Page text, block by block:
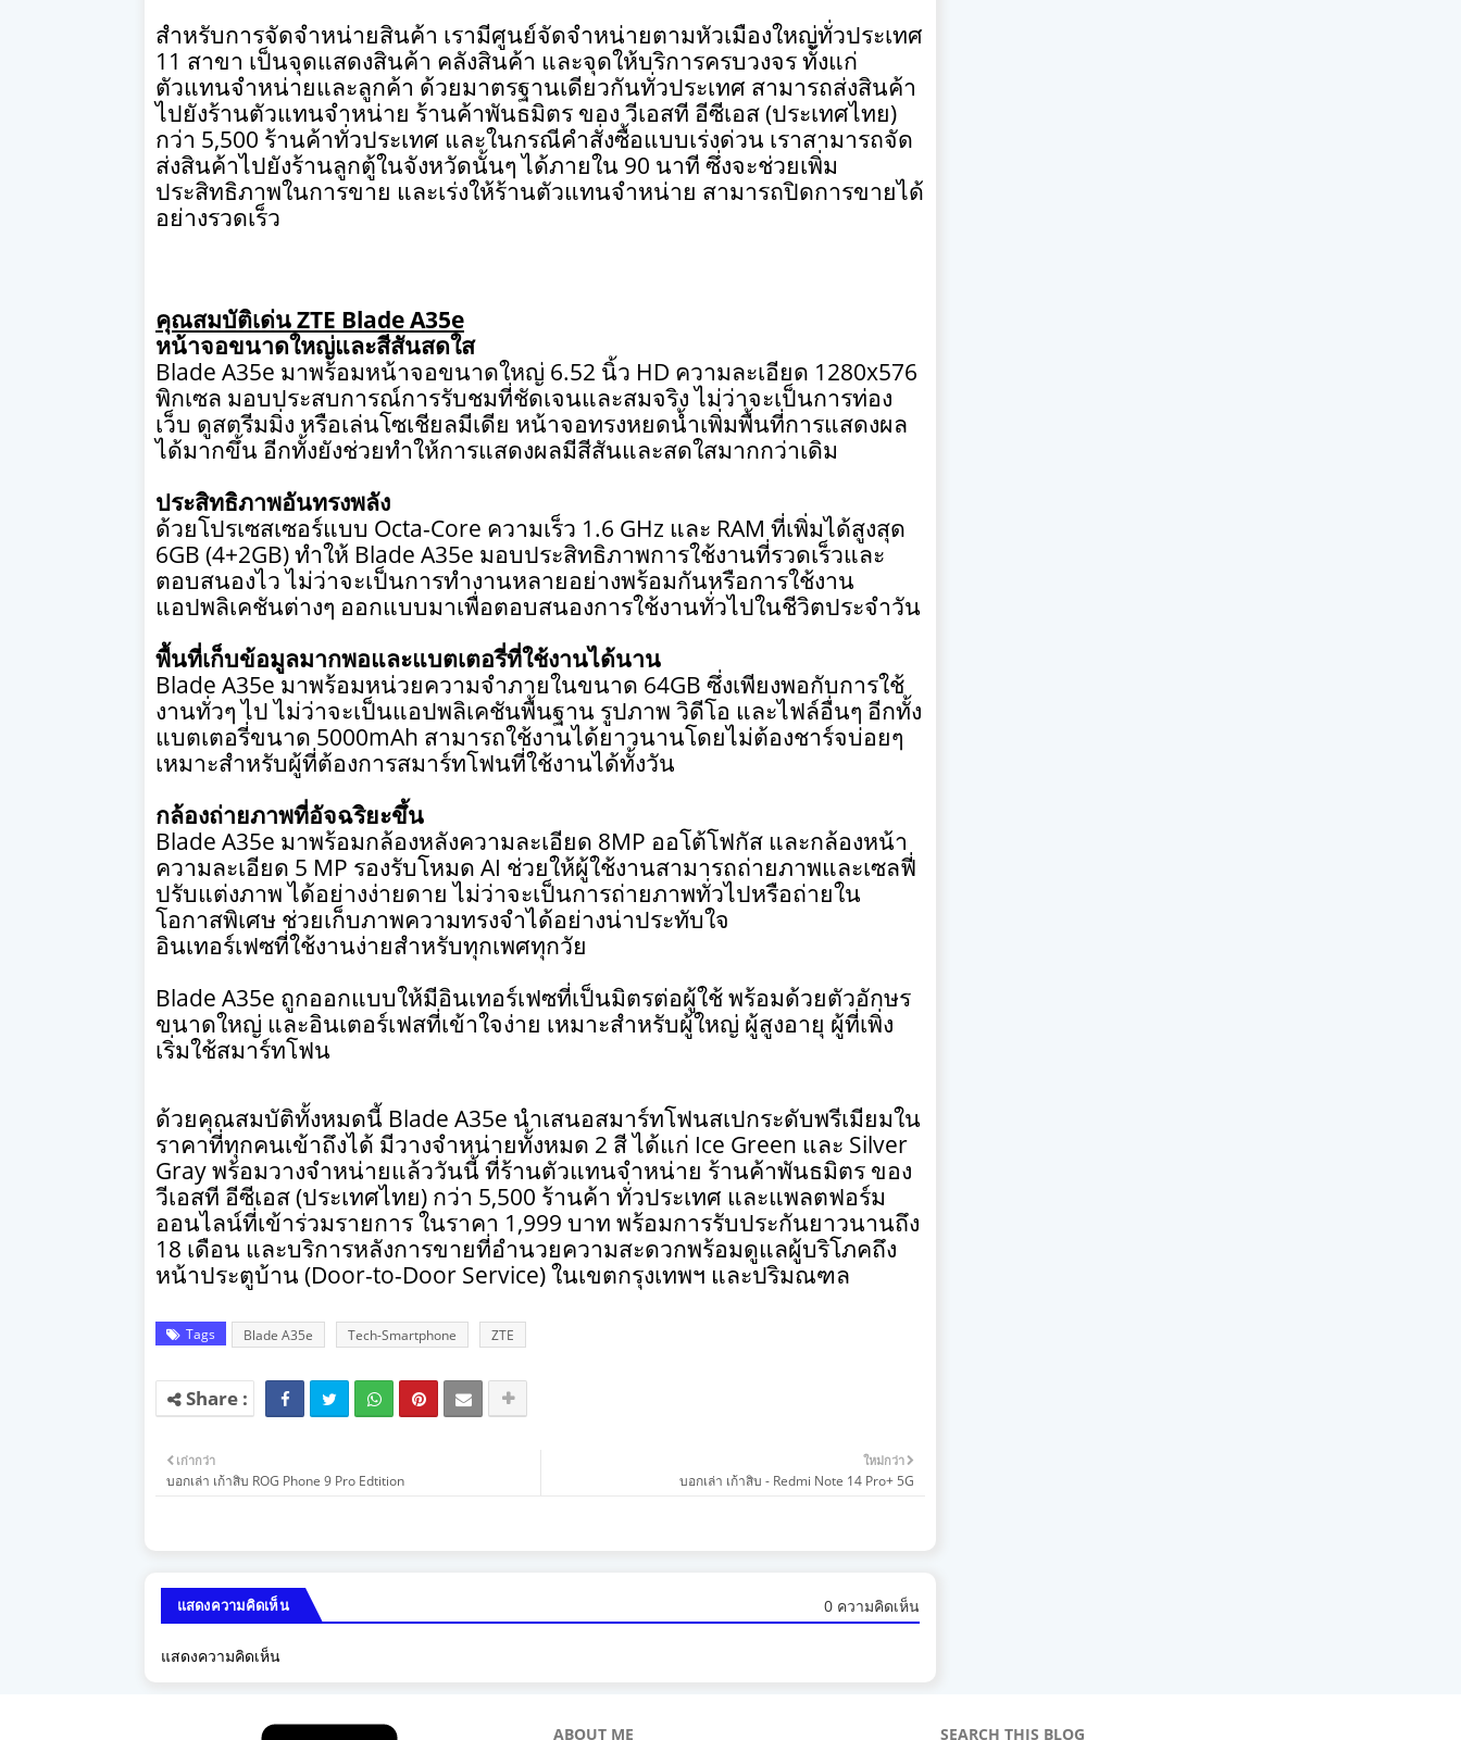
สำหรับการจัดจำหน่ายสินค้า เรามีศูนย์จัดจำหน่ายตามหัวเมืองใหญ่ทั่วประเทศ
11 สาขา เป็นจุดแสดงสินค้า คลังสินค้า และจุดให้บริการครบวงจร ทั้งแก่
ตัวแทนจำหน่ายและลูกค้า ด้วยมาตรฐานเดียวกันทั่วประเทศ สามารถส่งสินค้า
ไปยังร้านตัวแทนจำหน่าย ร้านค้าพันธมิตร ของ วีเอสที อีซีเอส (ประเทศไทย)
กว่า 5,500 ร้านค้าทั่วประเทศ และในกรณีคำสั่งซื้อแบบเร่งด่วน เราสามารถจัด
ส่งสินค้าไปยังร้านลูกตู้ในจังหวัดนั้นๆ ได้ภายใน 90 นาที ซึ่งจะช่วยเพิ่ม
ประสิทธิภาพในการขาย และเร่งให้ร้านตัวแทนจำหน่าย สามารถปิดการขายได้
อย่างรวดเร็ว
คุณสมบัติเด่นZTE Blade A35e
หน้าจอขนาดใหญ่และสีสันสดใส
Blade A35e มาพร้อมหน้าจอขนาดใหญ่ 6.52 นิ้ว HD ความละเอียด 1280x576
พิกเซล มอบประสบการณ์การรับชมที่ชัดเจนและสมจริง ไม่ว่าจะเป็นการท่อง
เว็บ ดูสตรีมมิ่ง หรือเล่นโซเชียลมีเดีย หน้าจอทรงหยดน้ำเพิ่มพื้นที่การแสดงผล
ได้มากขึ้น อีกทั้งยังช่วยทำให้การแสดงผลมีสีสันและสดใสมากกว่าเดิม
ประสิทธิภาพอันทรงพลัง
ด้วยโปรเซสเซอร์แบบ Octa-Core ความเร็ว 1.6 GHz และ RAM ที่เพิ่มได้สูงสุด
6GB (4+2GB)ทำให้ Blade A35e มอบประสิทธิภาพการใช้งานที่รวดเร็วและ
ตอบสนองไว ไม่ว่าจะเป็นการทำงานหลายอย่างพร้อมกันหรือการใช้งาน
แอปพลิเคชันต่างๆ ออกแบบมาเพื่อตอบสนองการใช้งานทั่วไปในชีวิตประจำวัน
พื้นที่เก็บข้อมูลมากพอและแบตเตอรี่ที่ใช้งานได้นาน
Blade A35eมาพร้อมหน่วยความจำภายในขนาด 64GB ซึ่งเพียงพอกับการใช้
งานทั่วๆ ไป ไม่ว่าจะเป็นแอปพลิเคชันพื้นฐาน รูปภาพ วิดีโอ และไฟล์อื่นๆ อีกทั้ง
แบตเตอรี่ขนาด 5000mAh สามารถใช้งานได้ยาวนานโดยไม่ต้องชาร์จบ่อยๆ
เหมาะสำหรับผู้ที่ต้องการสมาร์ทโฟนที่ใช้งานได้ทั้งวัน
กล้องถ่ายภาพที่อัจฉริยะขึ้น
Blade A35e มาพร้อมกล้องหลังความละเอียด 8MP ออโต้โฟกัส และกล้องหน้า
ความละเอียด 5 MP รองรับโหมด AI ช่วยให้ผู้ใช้งานสามารถถ่ายภาพและเซลฟี่
ปรับแต่งภาพ ได้อย่างง่ายดาย ไม่ว่าจะเป็นการถ่ายภาพทั่วไปหรือถ่ายใน
โอกาสพิเศษ ช่วยเก็บภาพความทรงจำได้อย่างน่าประทับใจ
อินเทอร์เฟซที่ใช้งานง่ายสำหรับทุกเพศทุกวัย
Blade A35e ถูกออกแบบให้มีอินเทอร์เฟซที่เป็นมิตรต่อผู้ใช้ พร้อมด้วยตัวอักษร
ขนาดใหญ่ และอินเตอร์เฟสที่เข้าใจง่าย เหมาะสำหรับผู้ใหญ่ ผู้สูงอายุ ผู้ที่เพิ่ง
เริ่มใช้สมาร์ทโฟน
ด้วยคุณสมบัติทั้งหมดนี้ Blade A35e นำเสนอสมาร์ทโฟนสเปกระดับพรีเมียมใน
ราคาที่ทุกคนเข้าถึงได้ มีวางจำหน่ายทั้งหมด 2 สี ได้แก่ Ice Green และ Silver
Grayพร้อมวางจำหน่ายแล้ววันนี้ ที่ร้านตัวแทนจำหน่าย ร้านค้าพันธมิตร ของ
วีเอสที อีซีเอส (ประเทศไทย) กว่า 5,500 ร้านค้า ทั่วประเทศ และแพลตฟอร์ม
ออนไลน์ที่เข้าร่วมรายการ ในราคา 1,999 บาท พร้อมการรับประกันยาวนานถึง
18 เดือน และบริการหลังการขายที่อำนวยความสะดวกพร้อมดูแลผู้บริโภคถึง
หน้าประตูบ้าน (Door-to-Door Service)ในเขตกรุงเทพฯ และปริมณฑล
Tags Blade A35e Tech-Smartphone ZTE
ใหม่กว่า
บอกเล่า เก้าสิบ - Redmi Note 14 Pro+ 5G
เก่ากว่า
บอกเล่า เก้าสิบ ROG Phone 9 Pro Edtition
แสดงความคิดเห็น 0 ความคิดเห็น
แสดงความคิดเห็น
ABOUT ME SEARCH THIS BLOG